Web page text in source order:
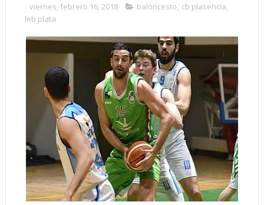
viernes, febrero 16, 2018 baloncesto, cb plasencia,
leb plata